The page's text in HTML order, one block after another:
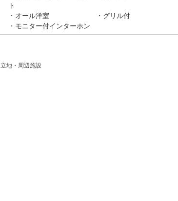
ト
オール洋室
グリル付
モニター付インターホン
立地・周辺施設